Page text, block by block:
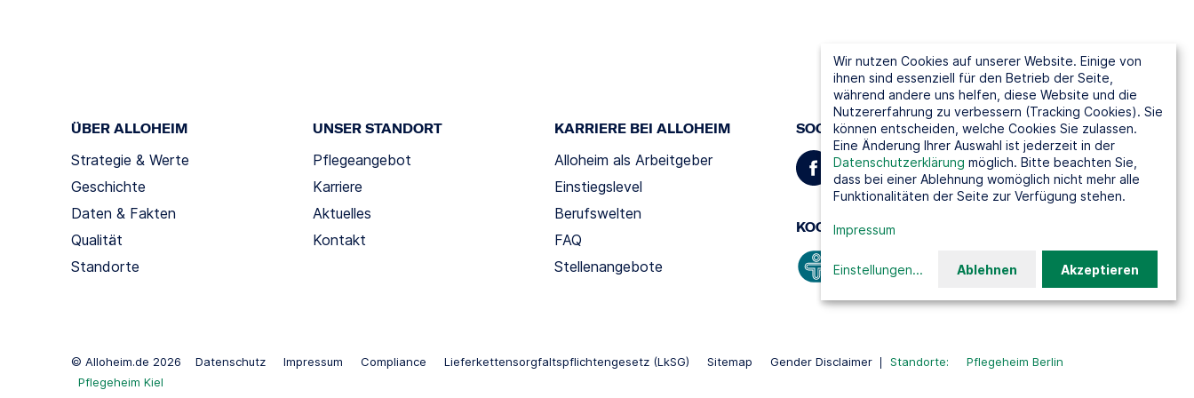
ÜBER ALLOHEIM
Strategie & Werte
Geschichte
Daten & Fakten
Qualität
Standorte
UNSER STANDORT
Pflegeangebot
Karriere
Aktuelles
Kontakt
KARRIERE BEI ALLOHEIM
Alloheim als Arbeitgeber
Einstiegslevel
Berufswelten
FAQ
Stellenangebote
SOCIAL MEDIA
KOOPERATIONSPARTNER
© Alloheim.de 2026 Datenschutz Impressum Compliance Lieferkettensorgfaltspflichtengesetz (LkSG) Sitemap Gender Disclaimer Standorte:
Pflegeheim Berlin
Pflegeheim Kiel
Wir nutzen Cookies auf unserer Website. Einige von
ihnen sind essenziell für den Betrieb der Seite,
während andere uns helfen, diese Website und die
Nutzererfahrung zu verbessern (Tracking Cookies). Sie
können entscheiden, welche Cookies Sie zulassen.
Eine Änderung Ihrer Auswahl ist jederzeit in der
Datenschutzerklärung möglich. Bitte beachten Sie,
dass bei einer Ablehnung womöglich nicht mehr alle
Funktionalitäten der Seite zur Verfügung stehen.
Impressum
Einstellungen... Ablehnen Akzeptieren